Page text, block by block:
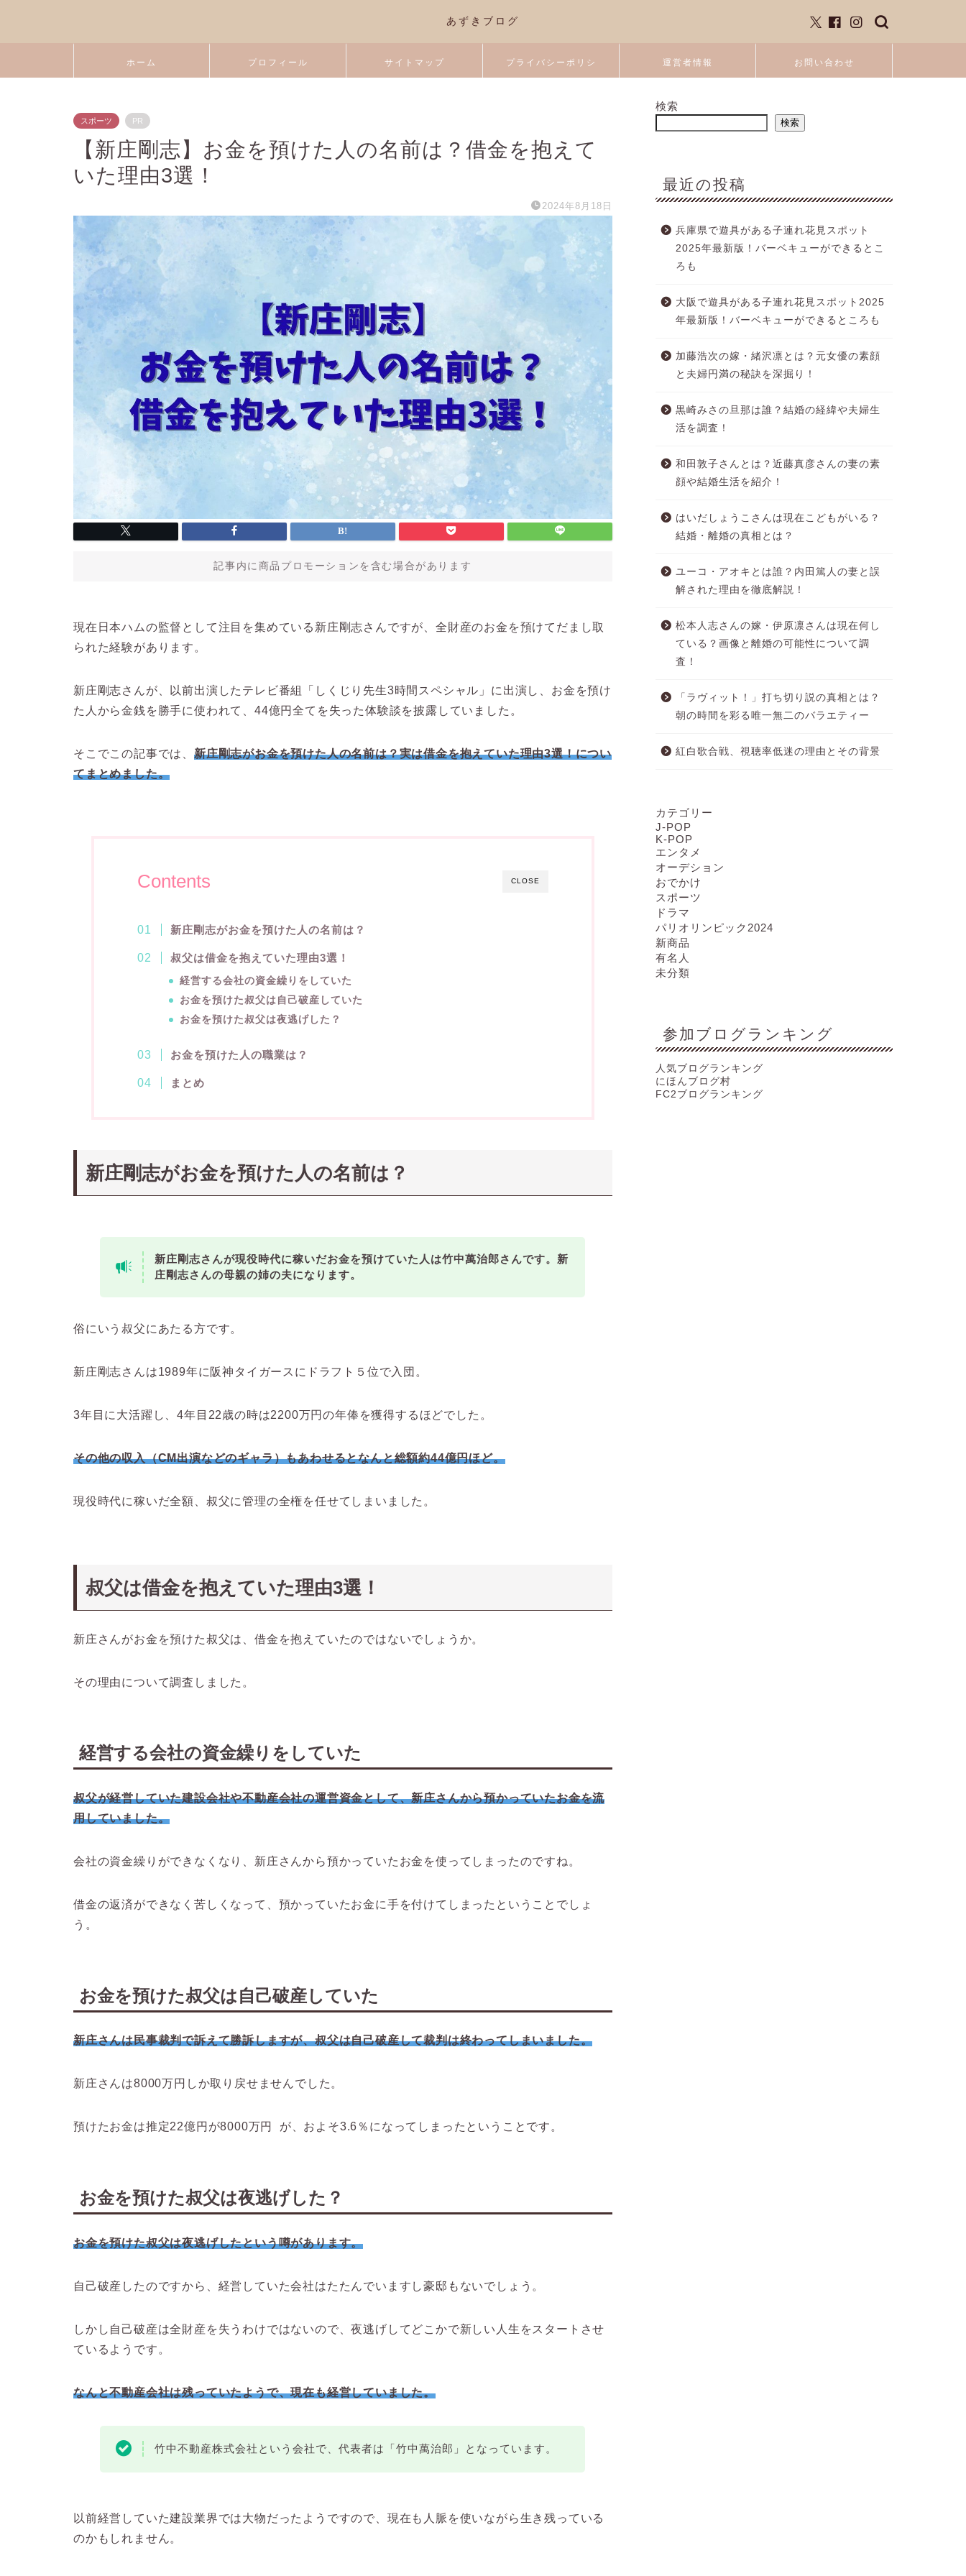
あずきブログ
ホーム プロフィール サイトマップ
プライバシーポリシ
ー
運営者情報 お問い合わせ
スポーツ PR
【新庄剛志】お金を預けた人の名前は？借金を抱えて
いた理由3選！
2024年8月18日
記事内に商品プロモーションを含む場合があります
現在日本ハムの監督として注目を集めている新庄剛志さんですが、全財産のお金を預けてだまし取
られた経験があります。
新庄剛志さんが、以前出演したテレビ番組「しくじり先生3時間スペシャル」に出演し、お金を預け
た人から金銭を勝手に使われて、44億円全てを失った体験談を披露していました。
そこでこの記事では、 新庄剛志がお金を預けた人の名前は？実は借金を抱えていた理由3選！につい
てまとめました。
CLOSE
Contents
新庄剛志がお金を預けた人の名前は？
叔父は借金を抱えていた理由3選！
経営する会社の資金繰りをしていた
お金を預けた叔父は自己破産していた
お金を預けた叔父は夜逃げした？
お金を預けた人の職業は？
まとめ
新庄剛志がお金を預けた人の名前は？
新庄剛志さんが現役時代に稼いだお金を預けていた人は竹中萬治郎さんです。新
庄剛志さんの母親の姉の夫になります。
俗にいう叔父にあたる方です。
新庄剛志さんは1989年に阪神タイガースにドラフト５位で入団。
3年目に大活躍し、4年目22歳の時は2200万円の年俸を獲得するほどでした。
その他の収入（CM出演などのギャラ）もあわせるとなんと総額約44億円ほど。
現役時代に稼いだ全額、叔父に管理の全権を任せてしまいました。
叔父は借金を抱えていた理由3選！
新庄さんがお金を預けた叔父は、借金を抱えていたのではないでしょうか。
その理由について調査しました。
経営する会社の資金繰りをしていた
叔父が経営していた建設会社や不動産会社の運営資金として、新庄さんから預かっていたお金を流
用していました。
会社の資金繰りができなくなり、新庄さんから預かっていたお金を使ってしまったのですね。
借金の返済ができなく苦しくなって、預かっていたお金に手を付けてしまったということでしょ
う。
お金を預けた叔父は自己破産していた
新庄さんは民事裁判で訴えて勝訴しますが、叔父は自己破産して裁判は終わってしまいました。
新庄さんは8000万円しか取り戻せませんでした。
預けたお金は推定22億円が8000万円 が、およそ3.6％になってしまったということです。
お金を預けた叔父は夜逃げした？
お金を預けた叔父は夜逃げしたという噂があります。
自己破産したのですから、経営していた会社はたたんでいますし豪邸もないでしょう。
しかし自己破産は全財産を失うわけではないので、夜逃げしてどこかで新しい人生をスタートさせ
ているようです。
なんと不動産会社は残っていたようで、現在も経営していました。
竹中不動産株式会社という会社で、代表者は「竹中萬治郎」となっています。
以前経営していた建設業界では大物だったようですので、現在も人脈を使いながら生き残っている
のかもしれません。
検索
検索
最近の投稿
兵庫県で遊具がある子連れ花見スポット
2025年最新版！バーベキューができるとこ
ろも
大阪で遊具がある子連れ花見スポット2025
年最新版！バーベキューができるところも
加藤浩次の嫁・緒沢凛とは？元女優の素顔
と夫婦円満の秘訣を深掘り！
黒崎みさの旦那は誰？結婚の経緯や夫婦生
活を調査！
和田敦子さんとは？近藤真彦さんの妻の素
顔や結婚生活を紹介！
はいだしょうこさんは現在こどもがいる？
結婚・離婚の真相とは？
ユーコ・アオキとは誰？内田篤人の妻と誤
解された理由を徹底解説！
松本人志さんの嫁・伊原凛さんは現在何し
ている？画像と離婚の可能性について調
査！
「ラヴィット！」打ち切り説の真相とは？
朝の時間を彩る唯一無二のバラエティー
紅白歌合戦、視聴率低迷の理由とその背景
カテゴリー
J-POP
K-POP
エンタメ
オーデション
おでかけ
スポーツ
ドラマ
パリオリンピック2024
新商品
有名人
未分類
参加ブログランキング
人気ブログランキング
にほんブログ村
FC2ブログランキング